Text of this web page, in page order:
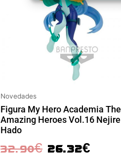
Novedades
Figura My Hero Academia The
Amazing Heroes Vol.16 Nejire
Hado
32.90€ 26.32€